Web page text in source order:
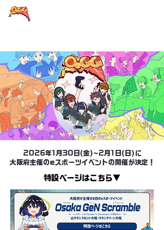
大阪eスポーツラウンドテーブル
2026年1月30日(金)~2月1日(日)に
大阪府主催のeスポーツイベントの開催が決定！
​特設ページはこちら▼